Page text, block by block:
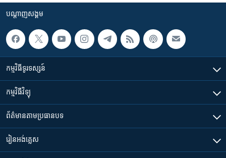
បណ្តាញ​សង្គម
កម្មវិធី​ទូរទស្សន៍
កម្មវិធី​វិទ្យុ
ព័ត៌មាន​តាមប្រធានបទ​
រៀន​​អង់គ្លេស